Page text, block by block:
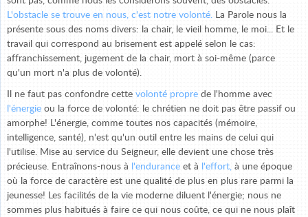
L'obstacle se trouve en nous, c'est notre volonté. La Parole nous la
présente sous des noms divers: la chair, le vieil homme, le moi... Et le
travail qui correspond au brisement est appelé selon le cas:
affranchissement, jugement de la chair, mort à soi-même (parce
qu'un mort n'a plus de volonté).
Il ne faut pas confondre cette volonté propre de l'homme avec
l'énergie ou la force de volonté: le chrétien ne doit pas être passif ou
amorphe! L'énergie, comme toutes nos capacités (mémoire,
intelligence, santé), n'est qu'un outil entre les mains de celui qui
l'utilise. Mise au service du Seigneur, elle devient une chose très
précieuse. Entraînons-nous à l'endurance et à l'effort, à une époque
où la force de caractère est une qualité de plus en plus rare parmi la
jeunesse! Les facilités de la vie moderne diluent l'énergie; nous ne
sommes plus habitués à faire ce qui nous coûte, ce qui ne nous plaît